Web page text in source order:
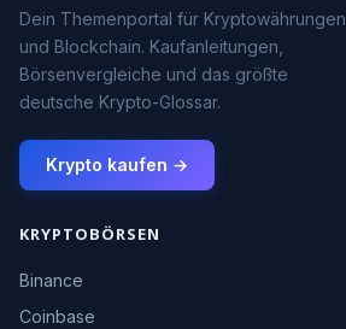
Dein Themenportal für Kryptowährungen
und Blockchain. Kaufanleitungen,
Börsenvergleiche und das größte
deutsche Krypto-Glossar.
Krypto kaufen →
KRYPTOBÖRSEN
Binance
Coinbase